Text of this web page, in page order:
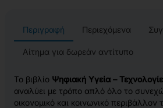
Περιγραφή Περιεχόμενα
Αίτημα για δωρεάν αντίτυπο
Το βιβλίο Ψηφιακή Υγεία –
αναλύει με τρόπο απλό όλο το
οικονομικό και κοινωνικό